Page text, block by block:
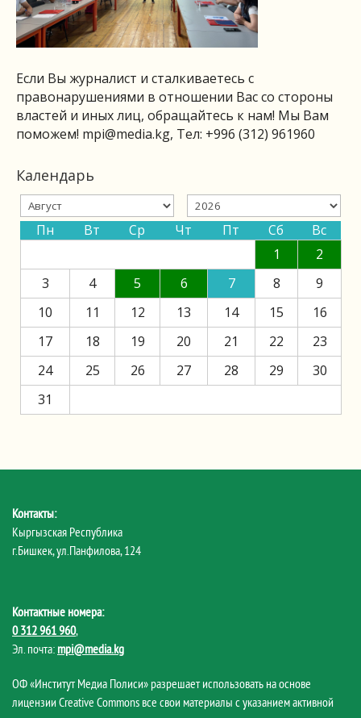
Если Вы журналист и сталкиваетесь с
правонарушениями в отношении Вас со стороны
властей и иных лиц, обращайтесь к нам! Мы Вам
поможем! mpi@media.kg, Тел: +996 (312) 961960
Календарь
Пн Вт Ср Чт Пт Сб
Вс
1
2
3
4 5 6 7 8
9
10
11 12 13 14 15
16
17
18 19 20 21 22
23
24
25 26 27 28 29
30
31
Контакты:
Кыргызская Республика
г.Бишкек, ул.Панфилова, 124
Контактные номера:
0 312 961 960,
Эл. почта: mpi@media.kg
ОФ «Институт Медиа Полиси» разрешает использовать на основе
лицензии Creative Commons все свои материалы с указанием активной